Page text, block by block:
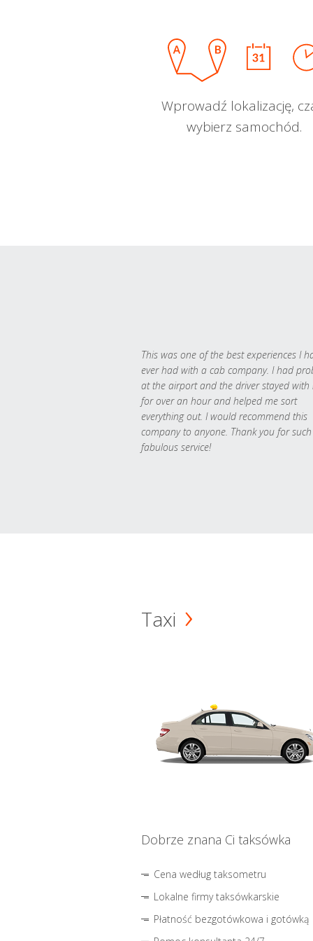
Wprowadź lokalizację,
wybierz samochód.
This was one of the best experiences I
ever had with a cab company. I had
at the airport and the driver stayed with
for over an hour and helped me sort
everything out. I would recommend this
company to anyone. Thank you for such
fabulous service!
Taxi
Dobrze znana Ci taksówka
Cena według taksometru
Lokalne firmy taksówkarskie
Płatność bezgotówkowa i gotówką